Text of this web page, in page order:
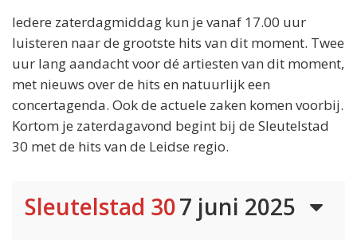
Iedere zaterdagmiddag kun je vanaf 17.00 uur
luisteren naar de grootste hits van dit moment. Twee
uur lang aandacht voor dé artiesten van dit moment,
met nieuws over de hits en natuurlijk een
concertagenda. Ook de actuele zaken komen voorbij.
Kortom je zaterdagavond begint bij de Sleutelstad
30 met de hits van de Leidse regio.
Sleutelstad 307 juni 2025